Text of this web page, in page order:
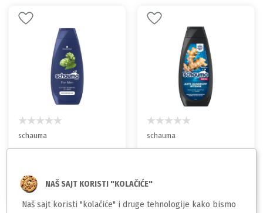
schauma
400ml
339,00rsd
schauma
400ml
299,00
NAŠ SAJT KORISTI "KOLAČIĆE"
Naš sajt koristi "kolačiće" i druge tehnologije kako bismo